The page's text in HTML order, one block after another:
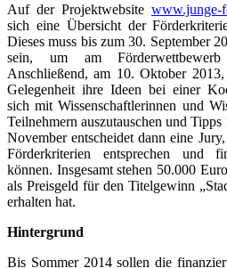
Auf der Projektwebsite www.junge-
sich eine Übersicht der
Dieses muss bis zum 30. September
sein, um am
Anschließend, am 10. Oktober
Gelegenheit ihre Ideen bei einer
sich mit Wissenschaftlerinnen und
Teilnehmern auszutauschen und
November entscheidet dann eine
Förderkriterien entsprechen und
können. Insgesamt stehen 50.000
als Preisgeld für den Titelgewinn
erhalten hat.
Hintergrund
Bis Sommer 2014 sollen die